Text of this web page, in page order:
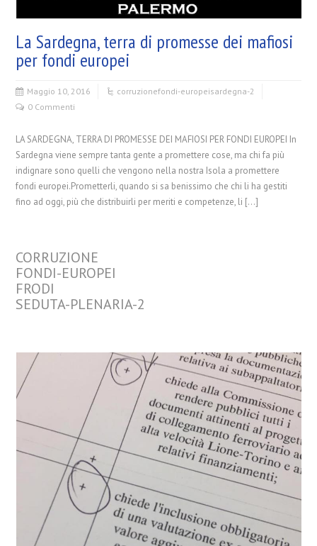
La Sardegna, terra di promesse dei mafiosi
per fondi europei
Maggio 10, 2016 corruzionefondi-europeisardegna-2
0 Commenti
LA SARDEGNA, TERRA DI PROMESSE DEI MAFIOSI PER FONDI EUROPEI In
Sardegna viene sempre tanta gente a promettere cose, ma chi fa più
indignare sono quelli che vengono nella nostra Isola a promettere
fondi europei.Prometterli, quando si sa benissimo che chi li ha gestiti
fino ad oggi, più che distribuirli per meriti e competenze, li […]
CORRUZIONE
FONDI-EUROPEI
FRODI
SEDUTA-PLENARIA-2